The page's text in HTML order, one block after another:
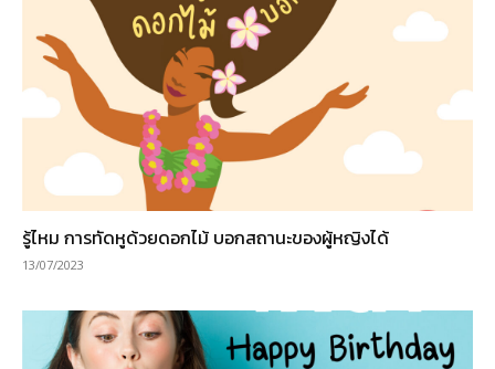
รู้ไหม การทัดหูด้วยดอกไม้ บอกสถานะของผู้หญิงได้
13/07/2023